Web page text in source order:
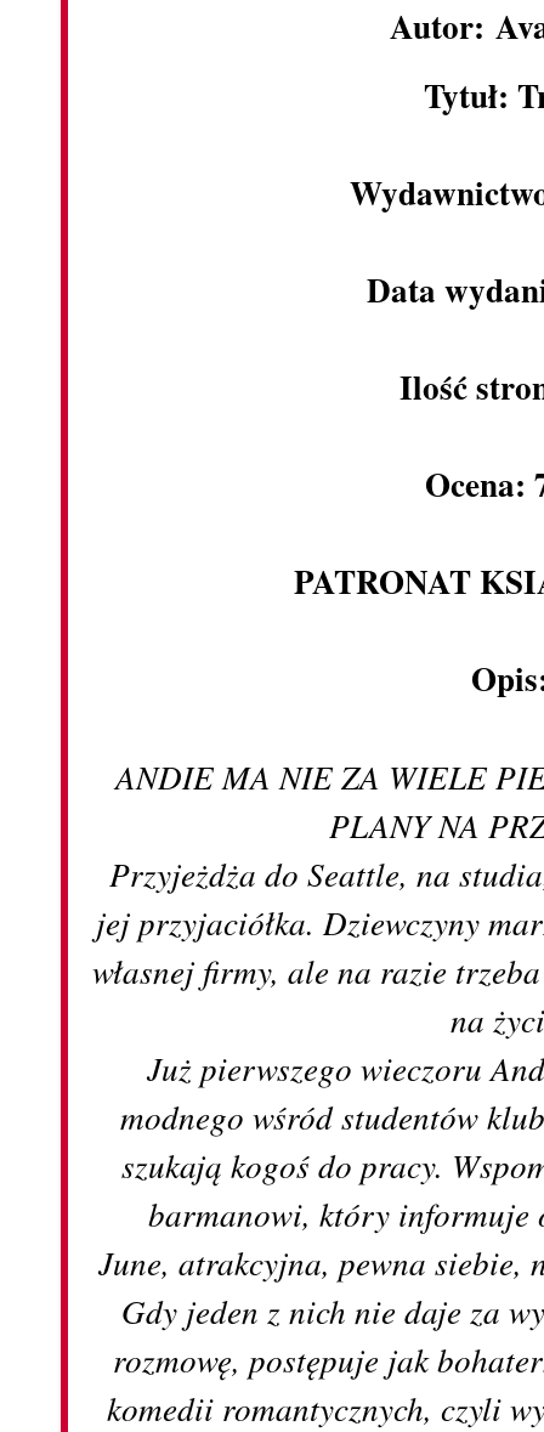
Autor:
Tytuł:
Data
Ilość
Ocena:
PATRONAT
ANDIE MA NIE ZA WIELE
PLANY NA
Przyjeżdża do Seattle, na
jej przyjaciółka. Dziewczyny
własnej firmy, ale na razie
na
Już pierwszego wieczoru
modnego wśród studentów
szukają kogoś do pracy.
barmanowi, który informuje
June, atrakcyjna, pewna siebie,
Gdy jeden z nich nie daje za
rozmowę, postępuje jak
komedii romantycznych, czyli